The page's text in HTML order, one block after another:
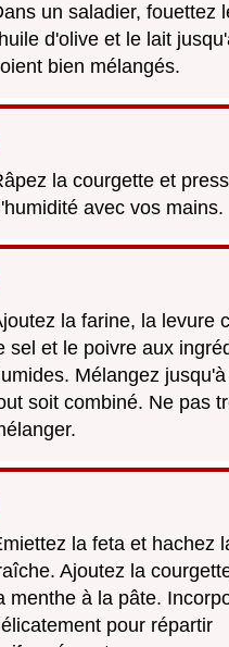
un saladier, fouettez
d'olive et le lait
bien mélangés.
la courgette et
avec vos mains.
la farine, la levure
sel et le poivre aux
Mélangez
soit combiné. Ne pas
la feta et hachez
Ajoutez la
menthe à la pâte.
pour répartir